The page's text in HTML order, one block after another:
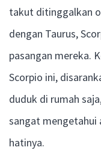
takut ditinggalkan
dengan Taurus,
pasangan mereka.
Scorpio ini,
duduk di rumah
sangat mengetahui
hatinya.